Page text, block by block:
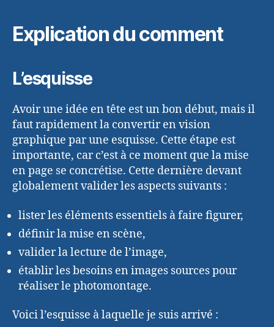
Explication du comment
L’esquisse
Avoir une idée en tête est un bon début, mais il
faut rapidement la convertir en vision
graphique par une esquisse. Cette étape est
importante, car c’est à ce moment que la mise
en page se concrétise. Cette dernière devant
globalement valider les aspects suivants :
lister les éléments essentiels à faire figurer,
définir la mise en scène,
valider la lecture de l’image,
établir les besoins en images sources pour
réaliser le photomontage.
Voici l’esquisse à laquelle je suis arrivé :